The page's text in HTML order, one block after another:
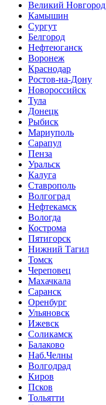
Великий Новгород
Камышин
Сургут
Белгород
Нефтеюганск
Воронеж
Краснодар
Ростов-на-Дону
Новороссийск
Тула
Донецк
Рыбиск
Мариуполь
Сарапул
Пенза
Уральск
Калуга
Ставрополь
Волгоград
Нефтекамск
Вологда
Кострома
Пятигорск
Нижний Тагил
Томск
Череповец
Махачкала
Саранск
Оренбург
Ульяновск
Ижевск
Соликамск
Балаково
Наб.Челны
Волгодрад
Киров
Псков
Тольятти